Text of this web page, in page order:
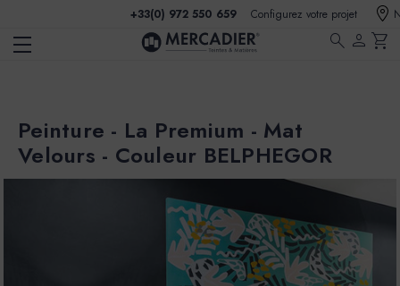
+33(0) 972 550 659 Configurez votre projet
search person shopping_cart
Peinture - La Premium - Mat
Velours - Couleur BELPHEGOR